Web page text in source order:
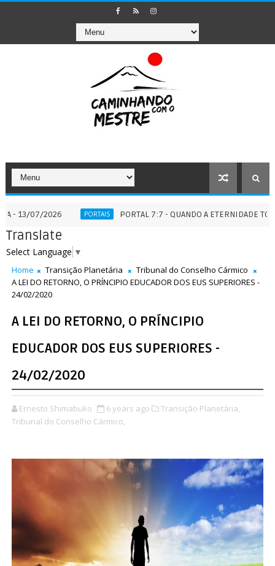
2026 PORTAIS PORTAL 7:7 - QUANDO A ETERNIDADE TOCA O
Translate
Select Language ▼
Home Transição Planetária
Tribunal do Conselho Cármico
A LEI DO RETORNO, O PRÍNCIPIO EDUCADOR DOS EUS SUPERIORES -
24/02/2020
A LEI DO RETORNO, O PRÍNCIPIO
EDUCADOR DOS EUS SUPERIORES -
24/02/2020
Ernesto Shimabuko 6 years ago
Transição Planetária,
Tribunal do Conselho Cármico,